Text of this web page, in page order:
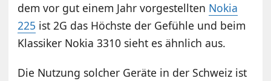
dem vor gut einem Jahr vorgestellten Nokia
225 ist 2G das Höchste der Gefühle und beim
Klassiker Nokia 3310 sieht es ähnlich aus.
Die Nutzung solcher Geräte in der Schweiz ist